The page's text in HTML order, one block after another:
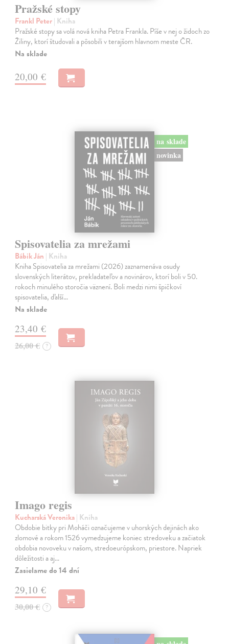
Pražské stopy
Frankl Peter| Kniha
Pražské stopy sa volá nová kniha Petra Frankla. Píše v nej o židoch zo
Žiliny, ktorí študovali a pôsobili v terajšom hlavnom meste ČR.
Na sklade
20,00 €
na sklade
novinka
Spisovatelia za mrežami
Bábik Ján | Kniha
Kniha Spisovatelia za mrežami (2026) zaznamenáva osudy
slovenských literátov, prekladateľov a novinárov, ktorí boli v 50.
rokoch minulého storočia väznení. Boli medzi nimi špičkoví
spisovatelia, ďalší…
Na sklade
23,40 €
26,00 € ?
Imago regis
Kucharská Veronika| Kniha
Obdobie bitky pri Moháči označujeme v uhorských dejinách ako
zlomové a rokom 1526 vymedzujeme koniec stredoveku a začiatok
obdobia novoveku v našom, stredoeurópskom, priestore. Napriek
dôležitosti a aj…
Zasielame do 14 dní
29,10 €
30,00 € ?